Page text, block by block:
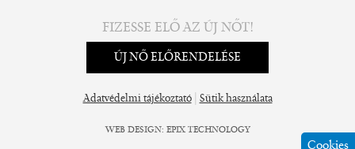
Cookies
FIZESSE ELŐ AZ ÚJ NŐT!
ÚJ NŐ ELŐRENDELÉSE
Adatvédelmi tájékoztató| Sütik használata
WEB DESIGN: EPIX TECHNOLOGY